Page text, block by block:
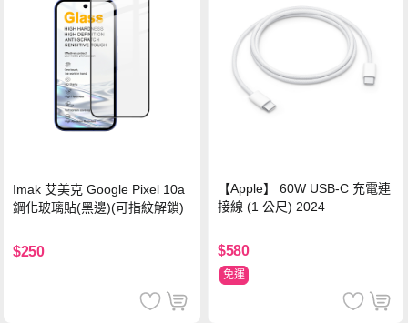
Imak 艾美克 Google Pixel 10a
鋼化玻璃貼(黑邊)(可指紋解鎖)
$250
【Apple】 60W USB-C 充電連
接線 (1 公尺) 2024
$580
免運